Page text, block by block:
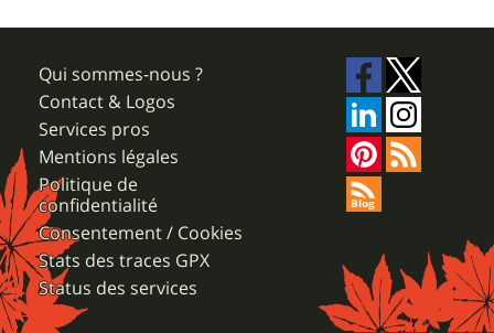
Qui sommes-nous ?
Contact & Logos
Services pros
Mentions légales
Politique de
confidentialité
Consentement / Cookies
Stats des traces GPX
Status des services